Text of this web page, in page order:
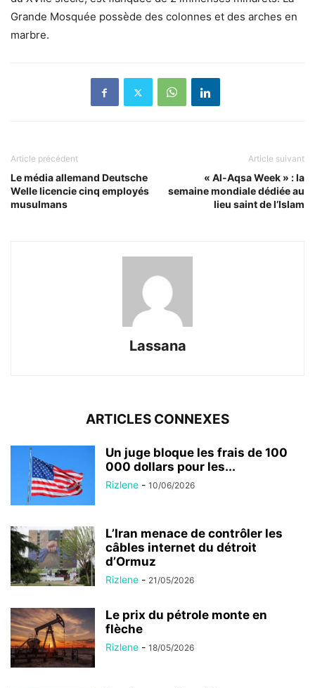
Grande Mosquée possède des colonnes et des arches en
marbre.
Article précédent
Le média allemand Deutsche
Welle licencie cinq employés
musulmans
Article suivant
« Al-Aqsa Week » : la
semaine mondiale dédiée au
lieu saint de l’Islam
Lassana
ARTICLES CONNEXES
Un juge bloque les frais de 100
000 dollars pour les...
Rizlene - 10/06/2026
L’Iran menace de contrôler les
câbles internet du détroit
d’Ormuz
Rizlene - 21/05/2026
Le prix du pétrole monte en
flèche
Rizlene - 18/05/2026